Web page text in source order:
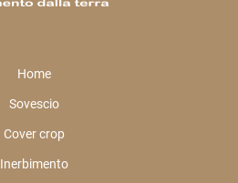
Home
Sovescio
Cover crop
Inerbimento